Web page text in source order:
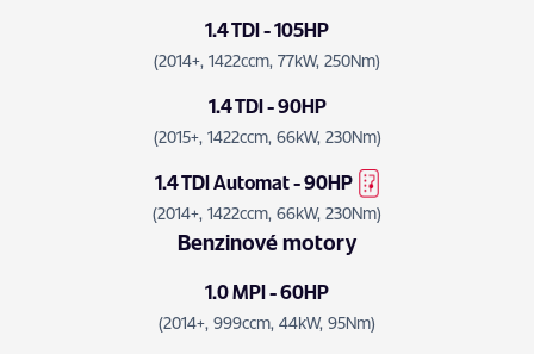
1.4 TDI - 105HP
(2014+, 1422ccm, 77kW, 250Nm)
1.4 TDI - 90HP
(2015+, 1422ccm, 66kW, 230Nm)
1.4 TDI Automat - 90HP
(2014+, 1422ccm, 66kW, 230Nm)
Benzinové motory
1.0 MPI - 60HP
(2014+, 999ccm, 44kW, 95Nm)